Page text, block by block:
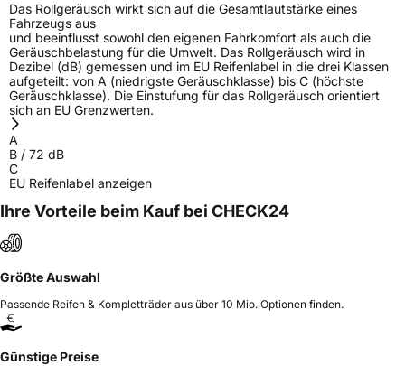
Das Rollgeräusch wirkt sich auf die Gesamtlautstärke eines
Fahrzeugs aus
und beeinflusst sowohl den eigenen Fahrkomfort als auch die
Geräuschbelastung für die Umwelt. Das Rollgeräusch wird in
Dezibel (dB) gemessen und im EU Reifenlabel in die drei Klassen
aufgeteilt: von A (niedrigste Geräuschklasse) bis C (höchste
Geräuschklasse). Die Einstufung für das Rollgeräusch orientiert
sich an EU Grenzwerten.
A
B / 72 dB
C
EU Reifenlabel anzeigen
Ihre Vorteile beim Kauf bei CHECK24
Größte Auswahl
Passende Reifen & Kompletträder aus über 10 Mio. Optionen finden.
Günstige Preise